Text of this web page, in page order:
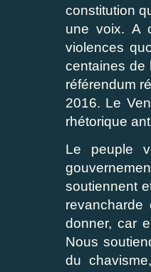
constitution
une voix. A
violences
centaines de
référendum
2016. Le
rhétorique
Le peuple
soutiennent
donner, car
Nous
du